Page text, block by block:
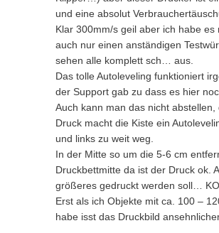
und eine absolut
Klar 300mm/s geil aber ich habe es
auch nur einen anständigen
sehen alle komplett sch… aus.
Das tolle Autoleveling funktioniert
der Support gab zu dass es hier
Auch kann man das nicht abstellen,
Druck macht die Kiste ein
und links zu weit weg.
In der Mitte so um die 5-6 cm
Druckbettmitte da ist der Druck ok.
größeres gedruckt werden soll…
Erst als ich Objekte mit ca. 100 –
habe isst das Druckbild